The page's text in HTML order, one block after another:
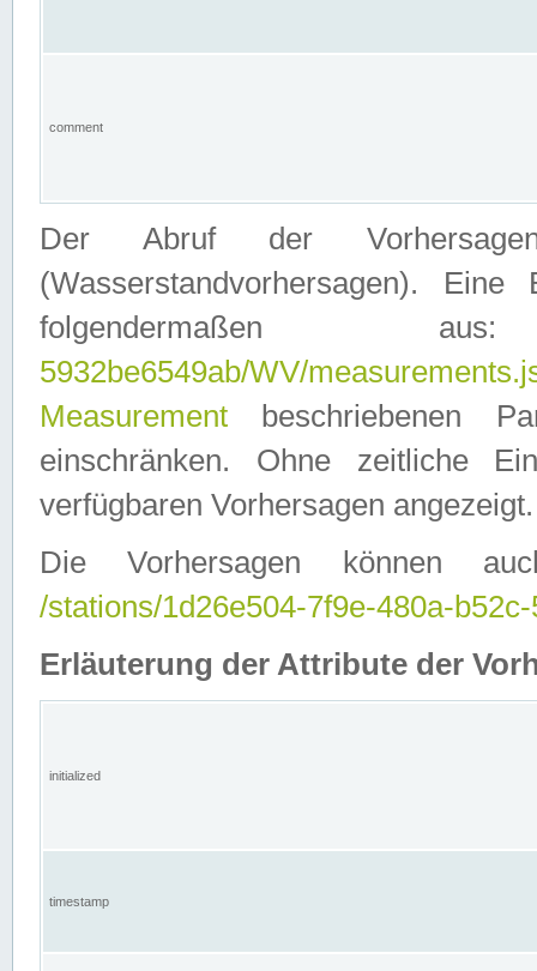
comment
Der Abruf der
(Wasserstandvorhersagen).
folgendermaßen
5932be6549ab/WV/
Measurement beschriebenen
einschränken. Ohne zeitliche
verfügbaren Vorhersagen angezeigt.
Die Vorhersagen können
/stations/1d26e504-7f9e-480a-
Erläuterung der Attribute der
initialized
timestamp